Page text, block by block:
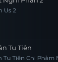
Us 2
Tu Tiên
Tu Tiên Chi Phàm